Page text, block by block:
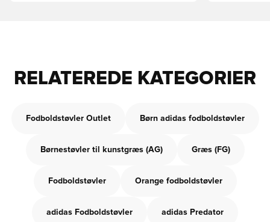
RELATEREDE KATEGORIER
Fodboldstøvler Outlet Børn adidas fodboldstøvler
Børnestøvler til kunstgræs (AG) Græs (FG)
Fodboldstøvler Orange fodboldstøvler
adidas Fodboldstøvler adidas Predator